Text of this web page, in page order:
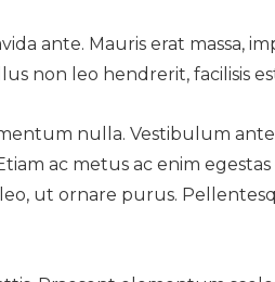
ante. Mauris erat massa,
non leo hendrerit, facilisis
nulla. Vestibulum
ac metus ac enim egestas
ut ornare purus.